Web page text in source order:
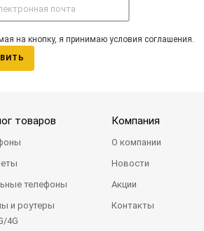
на кнопку, я принимаю условия соглашения.
товаров
телефоны
и роутеры
4G
Компания
О компании
Новости
Акции
Контакты